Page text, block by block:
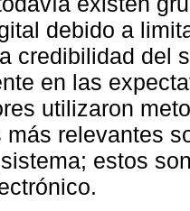
debido a
credibilidad del
en las
utilizaron
más relevantes
estos